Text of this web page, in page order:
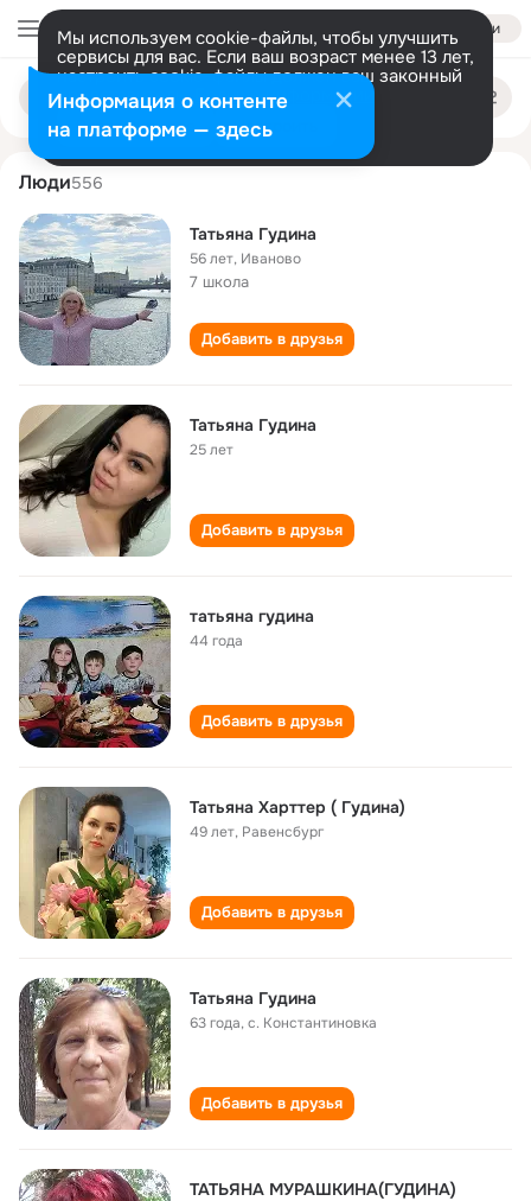
Войти
Мы используем cookie-файлы, чтобы улучшить
сервисы для вас. Если ваш возраст менее 13 лет,
настроить cookie-файлы должен ваш законный
представитель. Больше информации
Разрешить все Настроить
Поиск
людям
tatyana gudina
Люди556
Татьяна Гудина
56 лет, Иваново
7 школа
Добавить в друзья
Татьяна Гудина
25 лет
Добавить в друзья
татьяна гудина
44 года
Добавить в друзья
Татьяна Харттер ( Гудина)
49 лет, Равенсбург
Добавить в друзья
Татьяна Гудина
63 года,с. Константиновка
Добавить в друзья
ТАТЬЯНА МУРАШКИНА(ГУДИНА)
Информация о контенте
на платформе — здесь